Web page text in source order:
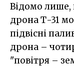
Відомо лише,
дрона Т-31
підвісні
дрона –
"повітря –